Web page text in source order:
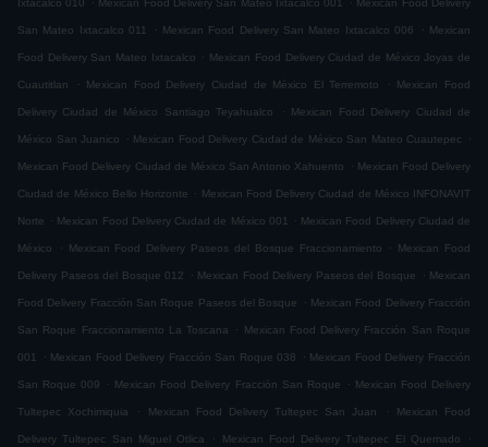
Ixtacalco 010 Mexican Food Delivery San Mateo Ixtacalco 001 Mexican Food Delivery
San Mateo Ixtacalco 011 . Mexican Food Delivery San Mateo Ixtacalco 006 . Mexican
Food Delivery San Mateo Ixtacalco . Mexican Food Delivery Ciudad de México Joyas de
Cuautitlan . Mexican Food Delivery Ciudad de México El Terremoto . Mexican Food
Delivery Ciudad de México Santiago Teyahualco . Mexican Food Delivery Ciudad de
México San Juanico . Mexican Food Delivery Ciudad de México San Mateo Cuautepec .
Mexican Food Delivery Ciudad de México San Antonio Xahuento . Mexican Food Delivery
Ciudad de México Bello Horizonte . Mexican Food Delivery Ciudad de México INFONAVIT
Norte . Mexican Food Delivery Ciudad de México 001 . Mexican Food Delivery Ciudad de
México . Mexican Food Delivery Paseos del Bosque Fraccionamiento . Mexican Food
Delivery Paseos del Bosque 012 . Mexican Food Delivery Paseos del Bosque . Mexican
Food Delivery Fracción San Roque Paseos del Bosque . Mexican Food Delivery Fracción
San Roque Fraccionamiento La Toscana . Mexican Food Delivery Fracción San Roque
001 . Mexican Food Delivery Fracción San Roque 038 . Mexican Food Delivery Fracción
San Roque 009 . Mexican Food Delivery Fracción San Roque . Mexican Food Delivery
Tultepec Xochimiquia . Mexican Food Delivery Tultepec San Juan . Mexican Food
Delivery Tultepec San Miguel Otlica . Mexican Food Delivery Tultepec El Quemado .